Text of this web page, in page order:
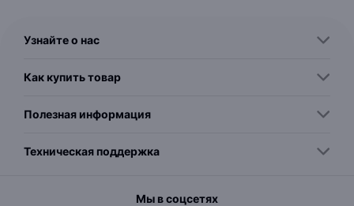
Узнайте о нас
Как купить товар
Полезная информация
Техническая поддержка
Мы в соцсетях